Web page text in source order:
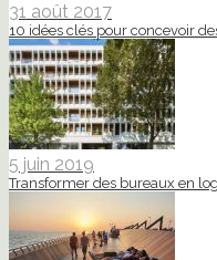
31 août 2017
10 idées clés pour concevoir
5 juin 2019
Transformer des bureaux en